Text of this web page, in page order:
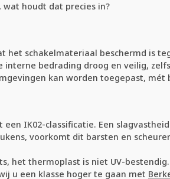
wat houdt dat precies in?
het schakelmateriaal beschermd is
bedrading droog en veilig,
kan worden toegepast, mét
een IK02-classificatie. Een
voorkomt dit barsten en
het thermoplast is niet UV-
u een klasse hoger te gaan met